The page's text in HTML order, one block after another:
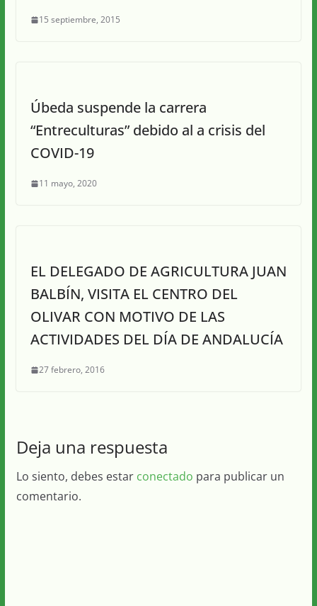
15 septiembre, 2015
Úbeda suspende la carrera
“Entreculturas” debido al a crisis del
COVID-19
11 mayo, 2020
EL DELEGADO DE AGRICULTURA JUAN
BALBÍN, VISITA EL CENTRO DEL
OLIVAR CON MOTIVO DE LAS
ACTIVIDADES DEL DÍA DE ANDALUCÍA
27 febrero, 2016
Deja una respuesta
Lo siento, debes estar conectado para publicar un
comentario.